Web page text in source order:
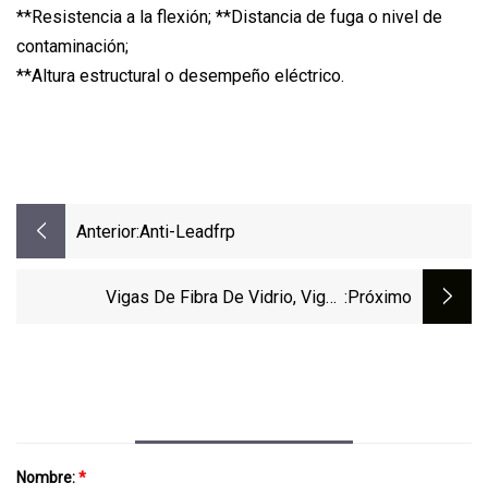
**Resistencia a la flexión; **Distancia de fuga o nivel de
contaminación;
**Altura estructural o desempeño eléctrico.
Anterior:Anti-Leadfrp
Vigas De Fibra De Vidrio, Vigas :próximo
Nombre:*